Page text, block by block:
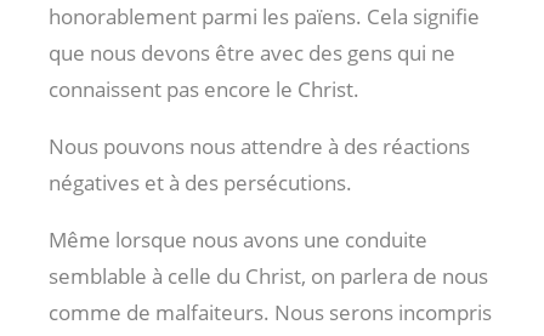
honorablement parmi les païens. Cela signifie
que nous devons être avec des gens qui ne
connaissent pas encore le Christ.
Nous pouvons nous attendre à des réactions
négatives et à des persécutions.
Même lorsque nous avons une conduite
semblable à celle du Christ, on parlera de nous
comme de malfaiteurs. Nous serons incompris